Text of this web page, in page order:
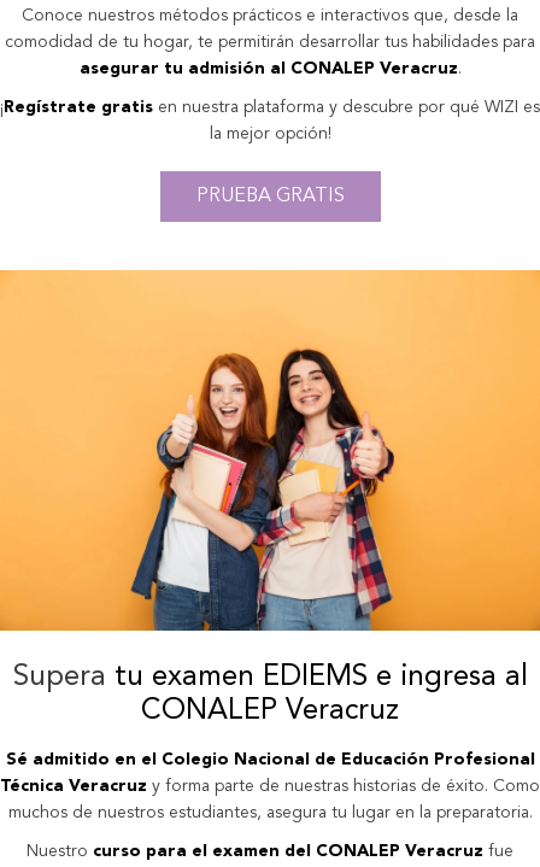
Conoce nuestros métodos prácticos e interactivos que, desde la
comodidad de tu hogar, te permitirán desarrollar tus habilidades para
asegurar tu admisión al CONALEP Veracruz.
¡ Regístrate gratis en nuestra plataforma y descubre por qué WIZI es
la mejor opción!
PRUEBA GRATIS
Supera tu examen EDIEMS e ingresa al
CONALEP Veracruz
Sé admitido en el Colegio Nacional de Educación Profesional
Técnica Veracruz y forma parte de nuestras historias de éxito. Como
muchos de nuestros estudiantes, asegura tu lugar en la preparatoria.
Nuestro curso para el examen del CONALEP Veracruz fue